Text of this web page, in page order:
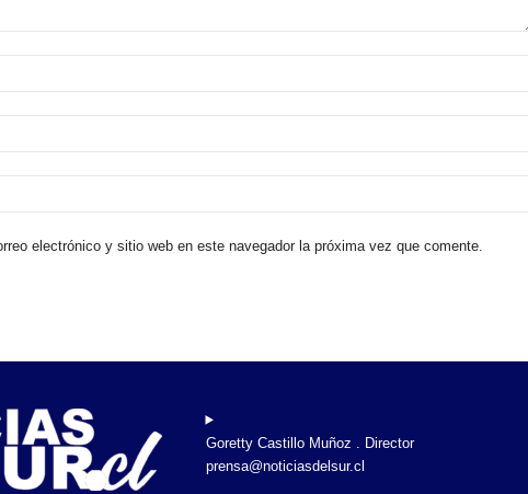
electrónico y sitio web en este navegador la próxima vez que comente.
Goretty Castillo Muñoz . Director
prensa@noticiasdelsur.cl